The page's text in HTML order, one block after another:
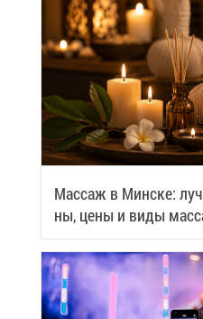
Мас­саж в Мин­ске:
ны, це­ны и ви­ды